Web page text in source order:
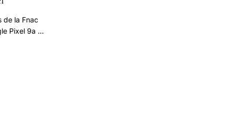
de la Fnac
Pixel 9a à